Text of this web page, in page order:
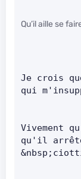
Qu’il aille se
Je crois
qui
Vivement
qu'il